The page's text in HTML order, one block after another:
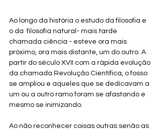
Ao longo da história o estudo da filosofia e
o da  filosofia natural- mais tarde
chamada ciência - esteve ora mais
próximo, ora mais distante, um do outro. A
partir do século XVII com a rápida evolução
da chamada Revolução Científica, o fosso
se ampliou e aqueles que se dedicavam a
um ou a outro ramo foram se afastando e
mesmo se inimizando.
Ao não reconhecer coisas outras senão as